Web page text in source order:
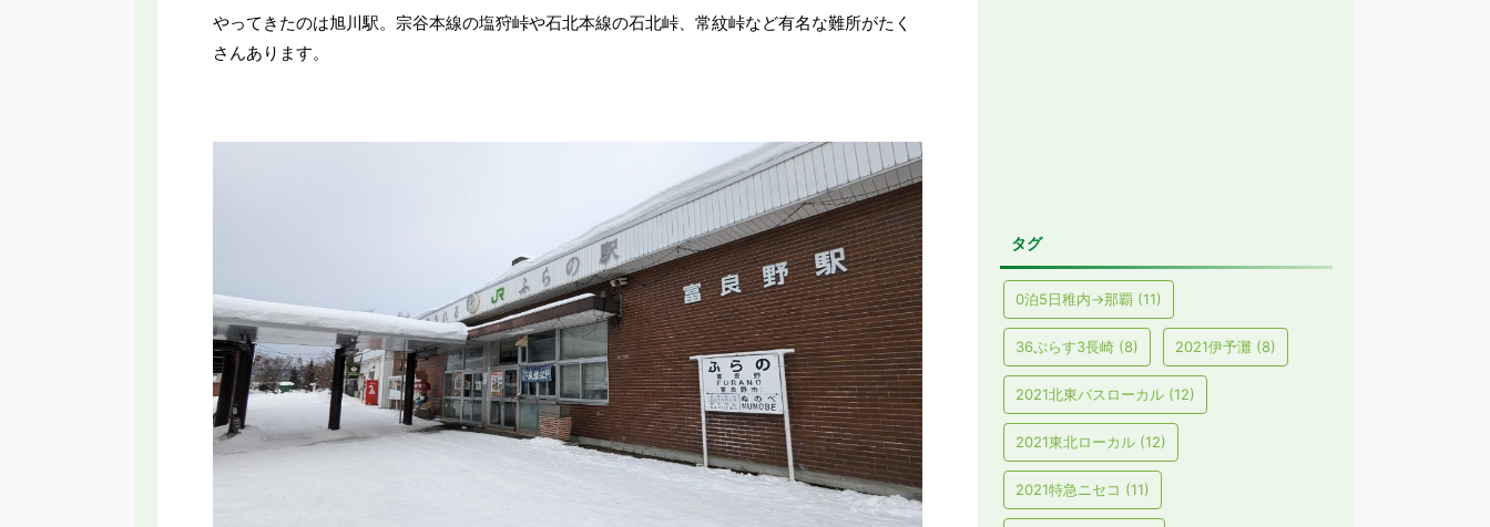
やってきたのは旭川駅。宗谷本線の塩狩峠や石北本線の石北峠、常紋峠など有名な難所がたく
さんあります。
タグ
0泊5日稚内→那覇 (11)
36ぷらす3長崎 (8) 2021伊予灘 (8)
2021北東パスローカル (12)
2021東北ローカル (12)
2021特急ニセコ (11)